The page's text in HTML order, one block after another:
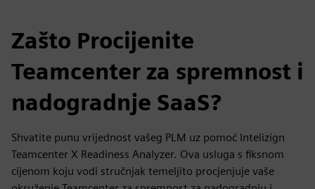
Zašto Procijenite
Teamcenter za spremnost i
nadogradnje SaaS?
Shvatite punu vrijednost vašeg PLM uz pomoć Intelizign
Teamcenter X Readiness Analyzer. Ova usluga s fiksnom
cijenom koju vodi stručnjak temeljito procjenjuje vaše